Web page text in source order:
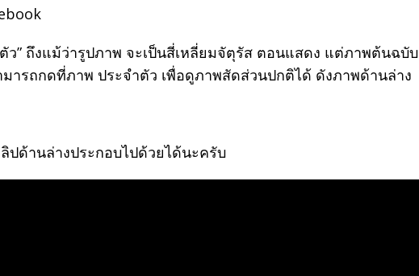
ตัว” ถึงแม้ว่ารูปภาพ จะเป็นสี่เหลี่ยมจัตุรัส ตอนแสดง แต่ภาพต้นฉบับ
ารถกดที่ภาพ ประจำตัว เพื่อดูภาพสัดส่วนปกติได้ ดังภาพด้านล่าง
ปด้านล่างประกอบไปด้วยได้นะครับ